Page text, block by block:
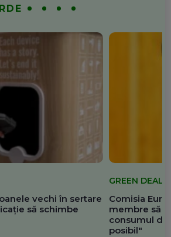
vechi în sertare
să schimbe
GREEN DEAL
Comisia
membre să
consumul de
posibil"